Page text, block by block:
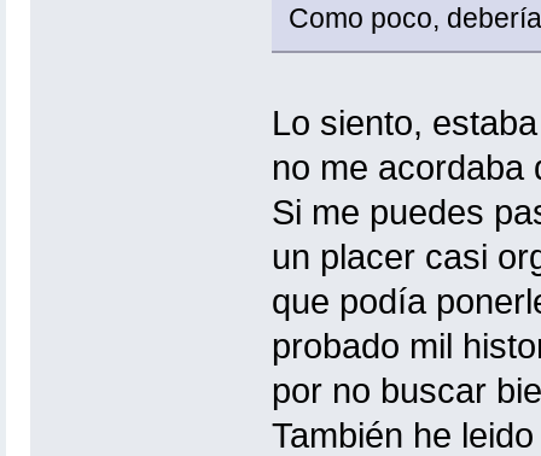
Como poco,
Lo siento,
no me acordaba
Si me puedes
un placer casi
que podía
probado mil
por no buscar
También he